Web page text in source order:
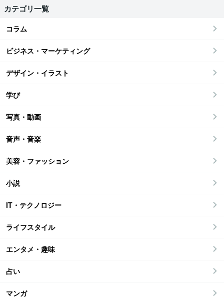
カテゴリ一覧
コラム
ビジネス・マーケティング
デザイン・イラスト
学び
写真・動画
音声・音楽
美容・ファッション
小説
IT・テクノロジー
ライフスタイル
エンタメ・趣味
占い
マンガ